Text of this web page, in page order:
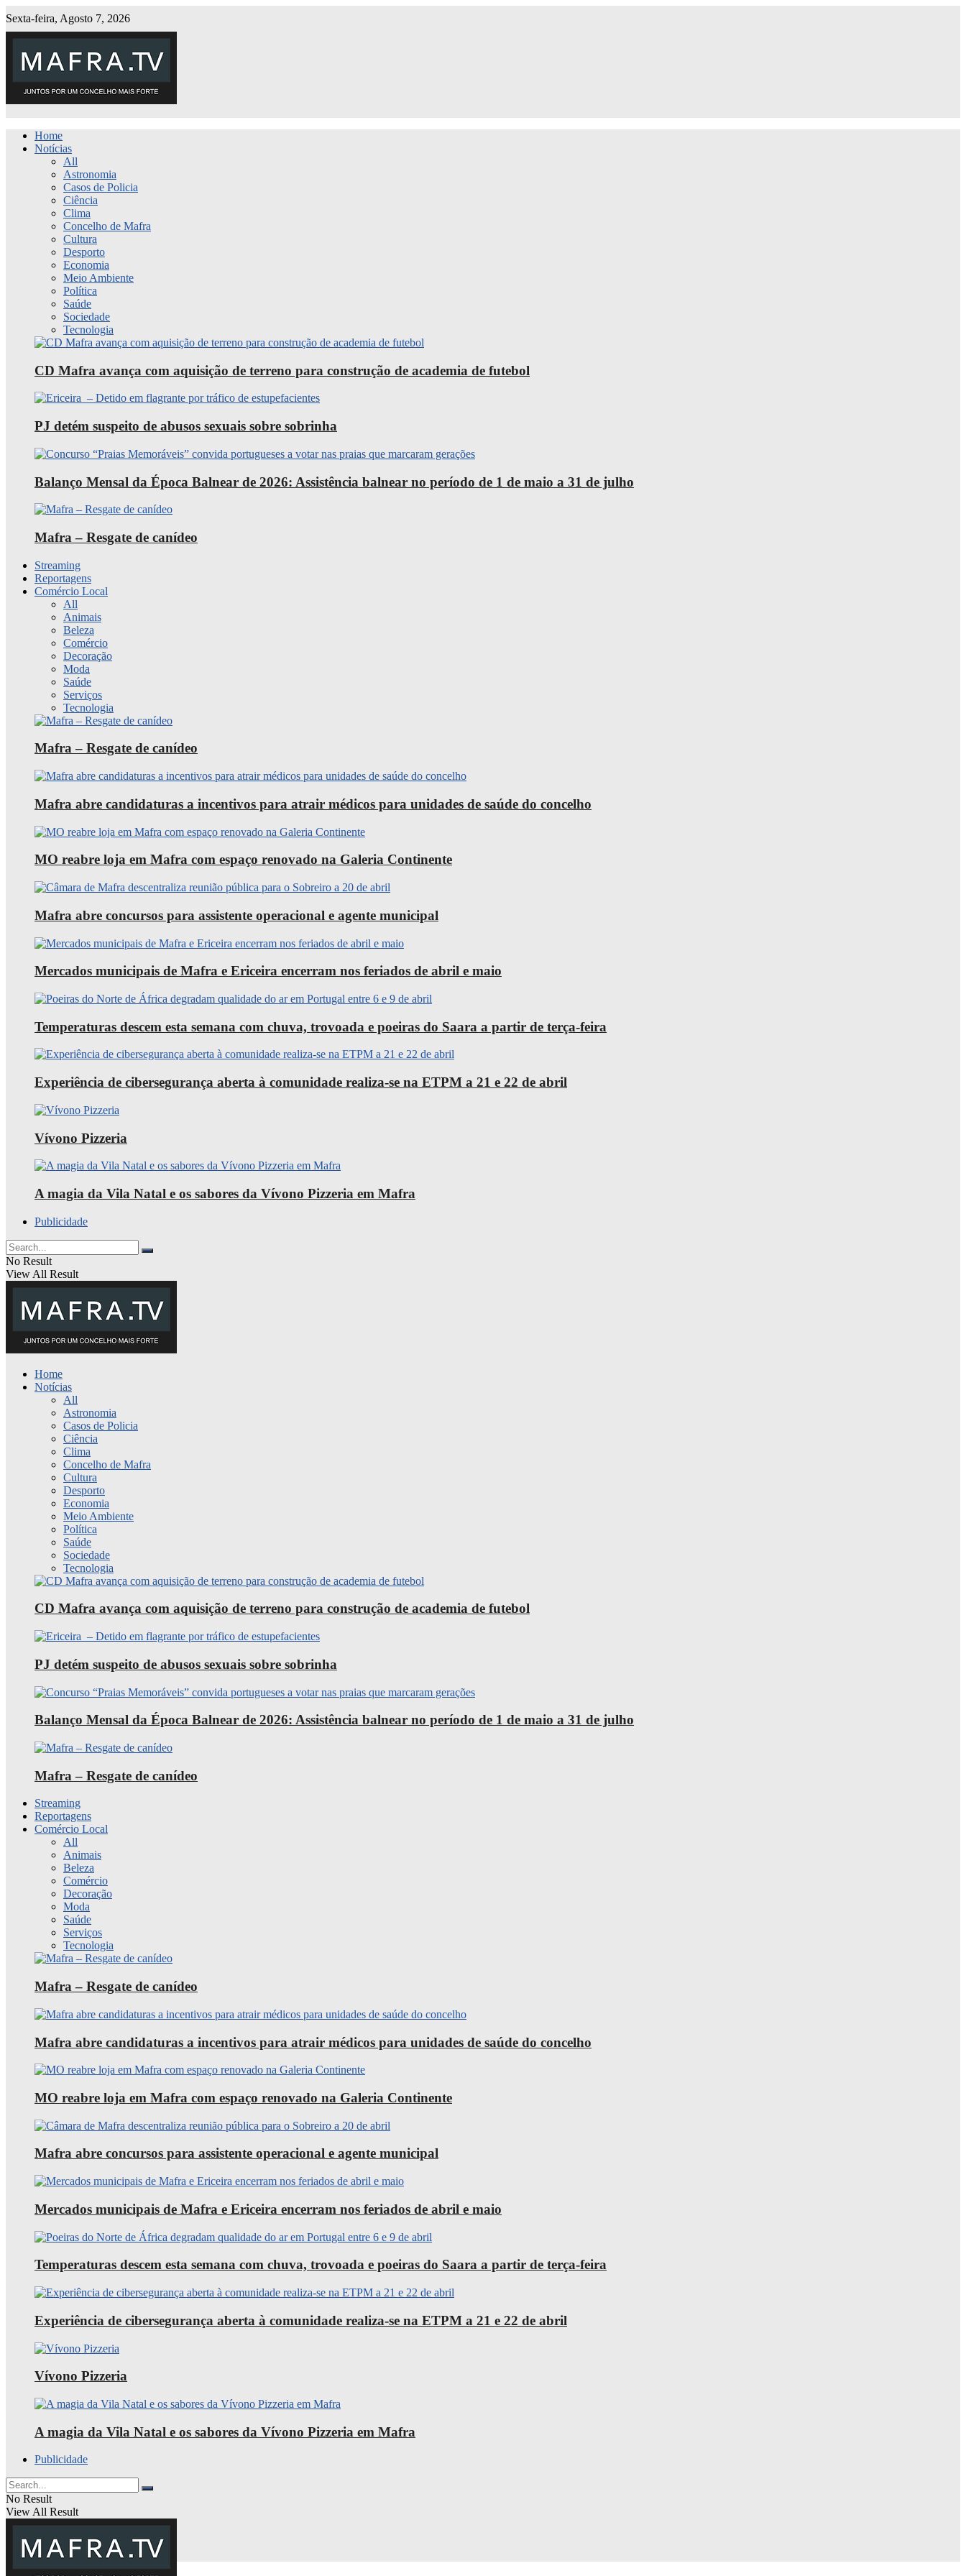
Sexta-feira, Agosto 7, 2026
Home
Notícias
All
Astronomia
Casos de Policia
Ciência
Clima
Concelho de Mafra
Cultura
Desporto
Economia
Meio Ambiente
Política
Saúde
Sociedade
Tecnologia
CD Mafra avança com aquisição de terreno para construção de academia de futebol
PJ detém suspeito de abusos sexuais sobre sobrinha
Balanço Mensal da Época Balnear de 2026: Assistência balnear no período de 1 de maio a 31 de julho
Mafra – Resgate de canídeo
Streaming
Reportagens
Comércio Local
All
Animais
Beleza
Comércio
Decoração
Moda
Saúde
Serviços
Tecnologia
Mafra – Resgate de canídeo
Mafra abre candidaturas a incentivos para atrair médicos para unidades de saúde do concelho
MO reabre loja em Mafra com espaço renovado na Galeria Continente
Mafra abre concursos para assistente operacional e agente municipal
Mercados municipais de Mafra e Ericeira encerram nos feriados de abril e maio
Temperaturas descem esta semana com chuva, trovoada e poeiras do Saara a partir de terça-feira
Experiência de cibersegurança aberta à comunidade realiza-se na ETPM a 21 e 22 de abril
Vívono Pizzeria
A magia da Vila Natal e os sabores da Vívono Pizzeria em Mafra
Publicidade
No Result
View All Result
Home
Notícias
All
Astronomia
Casos de Policia
Ciência
Clima
Concelho de Mafra
Cultura
Desporto
Economia
Meio Ambiente
Política
Saúde
Sociedade
Tecnologia
CD Mafra avança com aquisição de terreno para construção de academia de futebol
PJ detém suspeito de abusos sexuais sobre sobrinha
Balanço Mensal da Época Balnear de 2026: Assistência balnear no período de 1 de maio a 31 de julho
Mafra – Resgate de canídeo
Streaming
Reportagens
Comércio Local
All
Animais
Beleza
Comércio
Decoração
Moda
Saúde
Serviços
Tecnologia
Mafra – Resgate de canídeo
Mafra abre candidaturas a incentivos para atrair médicos para unidades de saúde do concelho
MO reabre loja em Mafra com espaço renovado na Galeria Continente
Mafra abre concursos para assistente operacional e agente municipal
Mercados municipais de Mafra e Ericeira encerram nos feriados de abril e maio
Temperaturas descem esta semana com chuva, trovoada e poeiras do Saara a partir de terça-feira
Experiência de cibersegurança aberta à comunidade realiza-se na ETPM a 21 e 22 de abril
Vívono Pizzeria
A magia da Vila Natal e os sabores da Vívono Pizzeria em Mafra
Publicidade
No Result
View All Result